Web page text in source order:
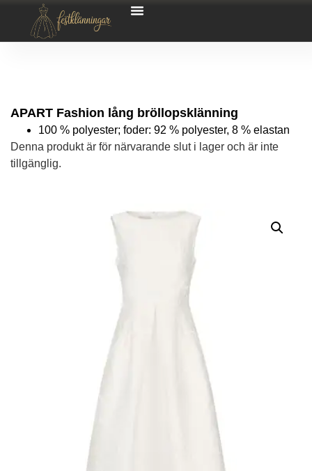
APART Fashion lång bröllopsklänning
100 % polyester; foder: 92 % polyester, 8 % elastan
Denna produkt är för närvarande slut i lager och är inte
tillgänglig.